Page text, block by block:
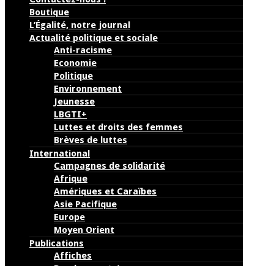
Boutique
L’Égalité, notre journal
Actualité politique et sociale
Anti-racisme
Economie
Politique
Environnement
Jeunesse
LBGTI+
Luttes et droits des femmes
Brèves de luttes
International
Campagnes de solidarité
Afrique
Amériques et Caraïbes
Asie Pacifique
Europe
Moyen Orient
Publications
Affiches